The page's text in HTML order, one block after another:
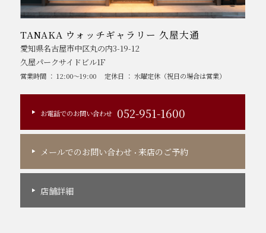
TANAKA ウォッチギャラリー 久屋大通
愛知県名古屋市中区丸の内3-19-12
久屋パークサイドビル1F
営業時間 ： 12:00～19:00 定休日 ： 水曜定休（祝日の場合は営業）
お電話でのお問い合わせ 052-951-1600
メールでのお問い合わせ ・来店のご予約
店舗詳細